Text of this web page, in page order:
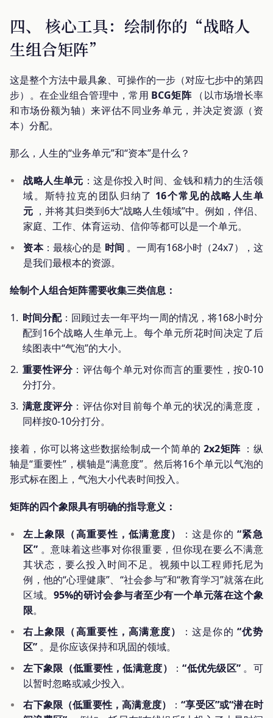
四、 核心工具：绘制你的“战略人
生组合矩阵”
这是整个方法中最具象、可操作的一步（对应七步中的第四
步）。在企业组合管理中，常用 BCG矩阵（以市场增长率
和市场份额为轴）来评估不同业务单元，并决定资源（资
本）分配。
那么，人生的“业务单元”和“资本”是什么？
战略人生单元 ：这是你投入时间、金钱和精力的生活领
域。斯特拉克的团队归纳了 16个常见的战略人生单
元 ，并将其归类到6大“战略人生领域”中。例如，伴侣、
家庭、工作、体育运动、信仰等都可以是一个单元。
资本：最核心的是 时间 。一周有168小时（24x7），这
是我们最根本的资源。
绘制个人组合矩阵需要收集三类信息：
时间分配：回顾过去一年平均一周的情况，将168小时分
配到16个战略人生单元上。每个单元所花时间决定了后
续图表中“气泡”的大小。
重要性评分：评估每个单元对你而言的重要性，按0-10
分打分。
满意度评分：评估你对目前每个单元的状况的满意度，
同样按0-10分打分。
接着，你可以将这些数据绘制成一个简单的2x2矩阵：纵
轴是“重要性”，横轴是“满意度”。然后将16个单元以气泡的
形式标在图上，气泡大小代表时间投入。
矩阵的四个象限具有明确的指导意义：
左上象限（高重要性，低满意度） ：这是你的“紧急
区” 。意味着这些事对你很重要，但你现在要么不满意
其状态，要么投入时间不足。视频中以工程师托尼为
例，他的“心理健康”、“社会参与”和“教育学习”就落在此
区域。 95%的研讨会参与者至少有一个单元落在这个象
限。
右上象限（高重要性，高满意度）
：这是你的“优势
区” 。是你应该保持和巩固的领域。
左下象限（低重要性，低满意度）
：“低优先级区” 。可
以暂时忽略或减少投入。
右下象限（低重要性，高满意度）
：“享受区”或“潜在时